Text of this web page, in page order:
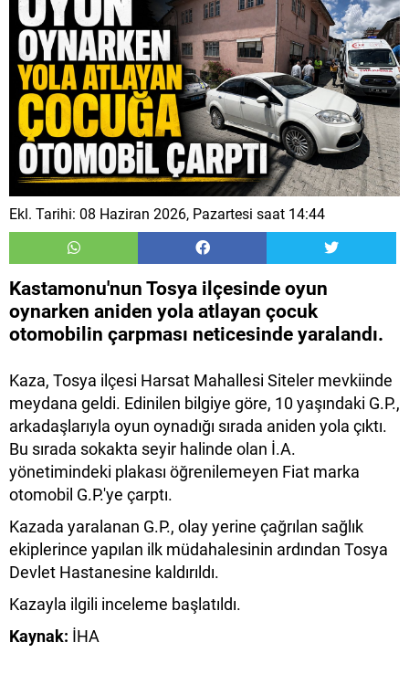
Ekl. Tarihi: 08 Haziran 2026, Pazartesi saat 14:44
Kastamonu'nun Tosya ilçesinde oyun
oynarken aniden yola atlayan çocuk
otomobilin çarpması neticesinde yaralandı.
Kaza, Tosya ilçesi Harsat Mahallesi Siteler mevkiinde
meydana geldi. Edinilen bilgiye göre, 10 yaşındaki G.P.,
arkadaşlarıyla oyun oynadığı sırada aniden yola çıktı.
Bu sırada sokakta seyir halinde olan İ.A.
yönetimindeki plakası öğrenilemeyen Fiat marka
otomobil G.P.'ye çarptı.
Kazada yaralanan G.P., olay yerine çağrılan sağlık
ekiplerince yapılan ilk müdahalesinin ardından Tosya
Devlet Hastanesine kaldırıldı.
Kazayla ilgili inceleme başlatıldı.
Kaynak: İHA